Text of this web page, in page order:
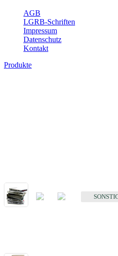
AGB
LGRB-Schriften
Impressum
Datenschutz
Kontakt
Produkte